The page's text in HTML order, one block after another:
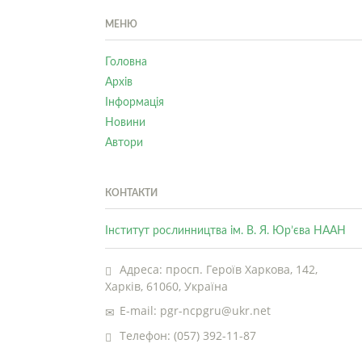
МЕНЮ
Головна
Архів
Інформація
Новини
Автори
КОНТАКТИ
Інститут рослинництва ім. В. Я. Юр’єва НААН
Адреса: просп. Героїв Харкова, 142,
Харків, 61060, Україна
E-mail: pgr-ncpgru@ukr.net
Телефон: (057) 392-11-87